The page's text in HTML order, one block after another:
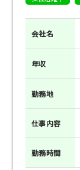
会社名
年収
勤務地
仕事内容
勤務時間